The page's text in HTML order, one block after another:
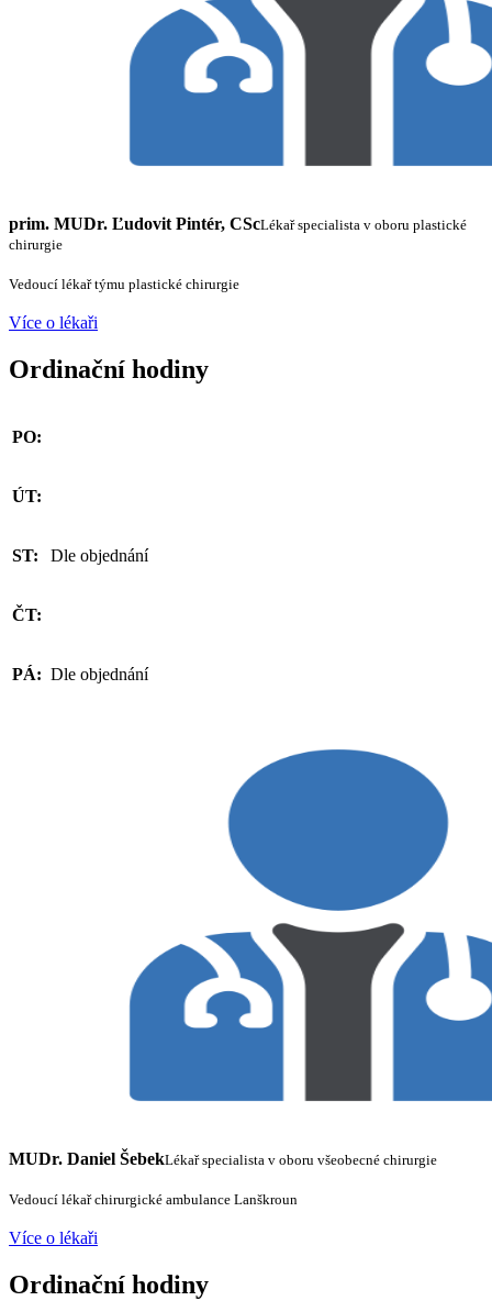
prim. MUDr. Ľudovit Pintér, CScLékař specialista v oboru plastické
chirurgie
Vedoucí lékař týmu plastické chirurgie
Více o lékaři
Ordinační hodiny
PO:
ÚT:
ST: Dle objednání
ČT:
PÁ: Dle objednání
MUDr. Daniel ŠebekLékař specialista v oboru všeobecné chirurgie
Vedoucí lékař chirurgické ambulance Lanškroun
Více o lékaři
Ordinační hodiny